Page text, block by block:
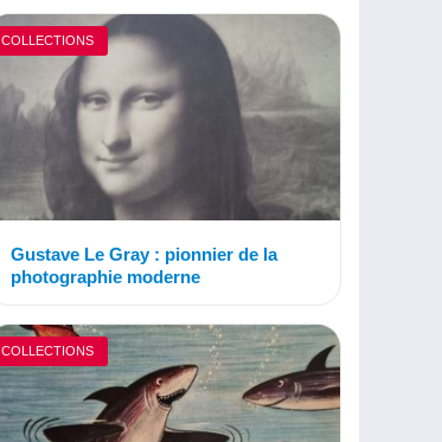
COLLECTIONS
Gustave Le Gray : pionnier de la
photographie moderne
COLLECTIONS